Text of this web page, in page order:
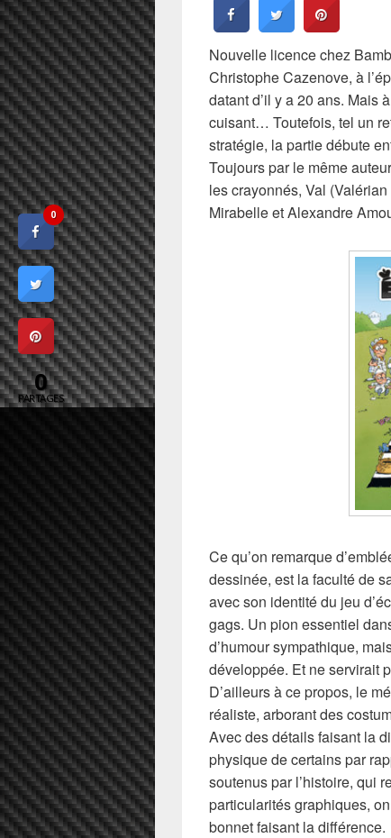
Nouvelle licence chez
Christophe Cazenove, à
datant d’il y a 20 ans. Mais
cuisant… Toutefois, tel un
stratégie, la partie débute
Toujours par le même
les crayonnés, Val
Mirabelle et Alexandre
Ce qu’on remarque
dessinée, est la faculté de
avec son identité du jeu
gags. Un pion essentiel
d’humour sympathique,
développée. Et ne servirait
D’ailleurs à ce propos, le
réaliste, arborant des
Avec des détails faisant la
physique de certains par
soutenus par l’histoire, qui
particularités graphiques,
bonnet faisant la différence.
0
0
PARTAGES